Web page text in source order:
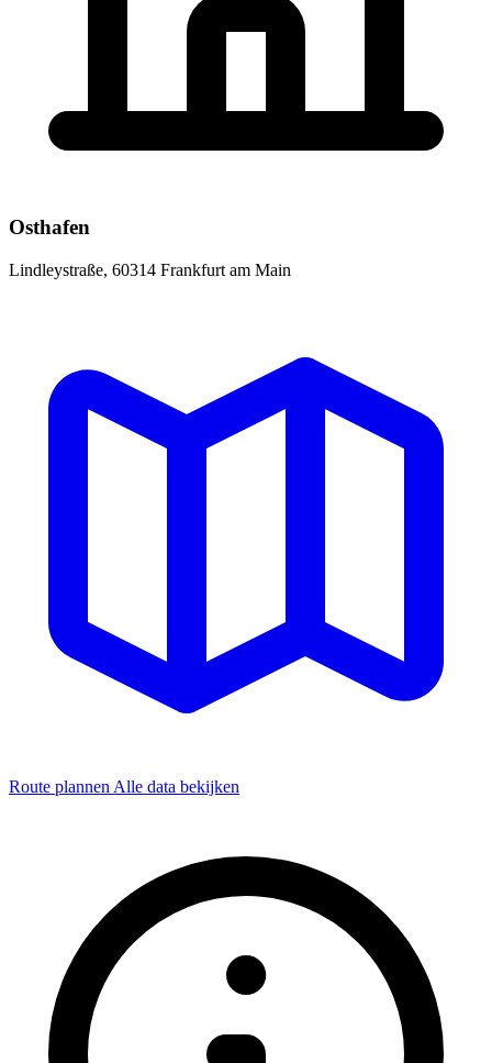
Osthafen
Lindleystraße, 60314 Frankfurt am Main
Route plannen Alle data bekijken